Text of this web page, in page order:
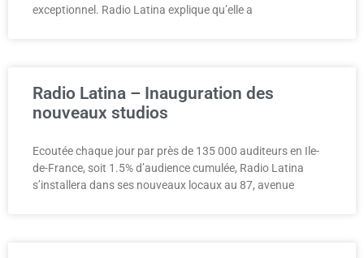
exceptionnel. Radio Latina explique qu’elle a
Radio Latina – Inauguration des
nouveaux studios
Ecoutée chaque jour par près de 135 000 auditeurs en Ile-
de-France, soit 1.5% d’audience cumulée, Radio Latina
s’installera dans ses nouveaux locaux au 87, avenue